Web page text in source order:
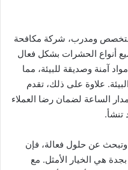
ومدرب، شركة مكافحة
أنواع الحشرات بشكل فعال
آمنة وصديقة للبيئة، مما
علاوة على ذلك، تقدم
الساعة لضمان رضا العملاء
تنشأ.
عن حلول فعالة، فإن
هي الخيار الأمثل. مع